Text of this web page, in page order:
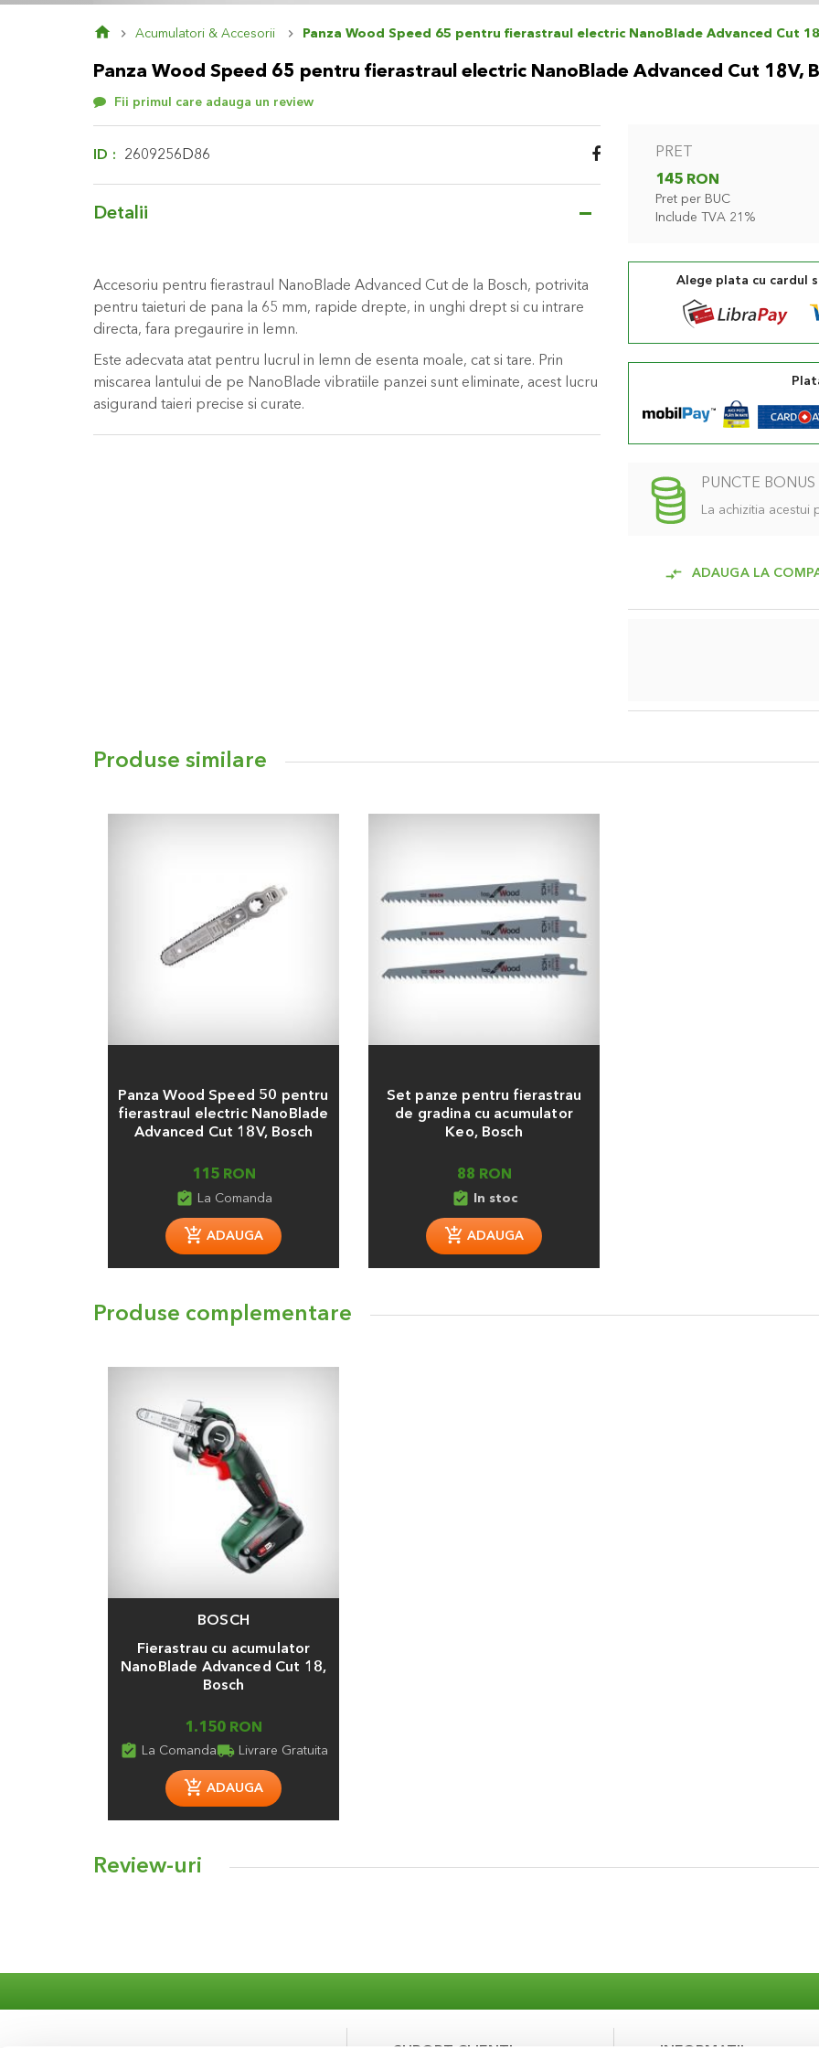
Acumulatori & Accesorii Panza Wood Speed 65 pentru fierastraul electric NanoBlade Advanced Cut
Panza Wood Speed 65 pentru fierastraul electric NanoBlade Advanced Cut 18V,
Fii primul care adauga un review
PRET
145 RON
Pret per BUC
Include TVA 21%
Alege plata cu cardul
PUNCTE BONUS
La achizitia acestui
ADAUGA LA
ID 2609256D86
Detalii
Accesoriu pentru fierastraul NanoBlade Advanced Cut de la Bosch, potrivita
pentru taieturi de pana la 65 mm, rapide drepte, in unghi drept si cu intrare
directa, fara pregaurire in lemn.
Este adecvata atat pentru lucrul in lemn de esenta moale, cat si tare. Prin
miscarea lantului de pe NanoBlade vibratiile panzei sunt eliminate, acest lucru
asigurand taieri precise si curate.
Produse similare
Panza Wood Speed 50 pentru
fierastraul electric NanoBlade
Advanced Cut 18V, Bosch
115 RON
assignment_turned_in La Comanda
ADAUGA
Set panze pentru fierastrau
de gradina cu acumulator
Keo, Bosch
88 RON
assignment_turned_in In stoc
ADAUGA
Produse complementare
BOSCH
Fierastrau cu acumulator
NanoBlade Advanced Cut 18,
Bosch
1.150 RON
assignment_turned_in La Comandalocal_shipping Livrare Gratuita
ADAUGA
Review-uri